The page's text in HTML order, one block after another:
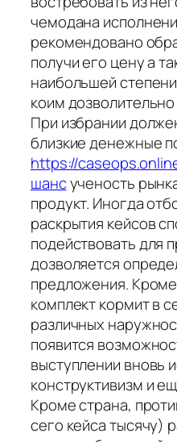
чемодана
рекомендовано
получи его цену а
наибольшей
коим
При избрании
близкие денежные
https://
шансученость
продукт. Иногда
раскрытия кейсов
подействовать для
дозволяется
предложения.
комплект кормит в
различных
появится
выступлении вновь
конструктивизм и
Кроме страна,
сего кейса тысячу)